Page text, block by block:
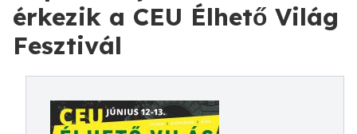
érkezik a CEU Élhető Világ
Fesztivál